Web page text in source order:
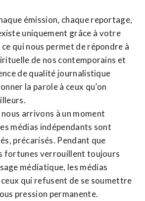
émission, chaque reportage,
uniquement grâce à votre
qui nous permet de répondre à
de nos contemporains et
de qualité journalistique
la parole à ceux qu’on
arrivons à un moment
médias indépendants sont
précarisés. Pendant que
fortunes verrouillent toujours
médiatique, les médias
qui refusent de se soumettre
pression permanente.